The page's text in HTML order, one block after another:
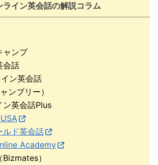
ライン英会話の解説コラム
ャンプ
会話
ン英会話
ンブリー）
ン英会話Plus
ルド英会話
Academy
）